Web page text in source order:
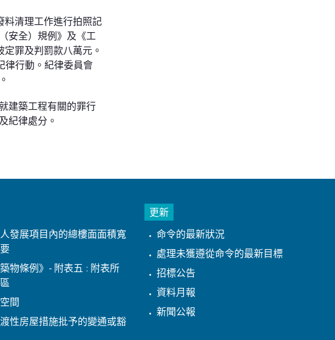
料清理工作進行拍照記
安全）規例》及《工
罪及判罰款八萬元。
律行動。紀律委員會
建築工程有關的罪行
紀律處分。
發展項目內的總樓面面積寬
築物條例》- 附表五 : 附表所
間
性房屋措施批予的變通或豁
更新
命令的最新狀況
處理未獲遵從命令的最新目標
招標公告
資料月報
新聞公報